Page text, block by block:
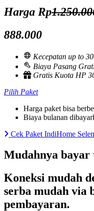
Harga Rp
888.000
Kecepatan up to
Biaya Pasang
Gratis Kuota HP
Pilih Paket
Harga paket bisa
Biaya bulanan
Cek Paket IndiHome
Mudahnya
Koneksi mudah
serba mudah via
pembayaran.